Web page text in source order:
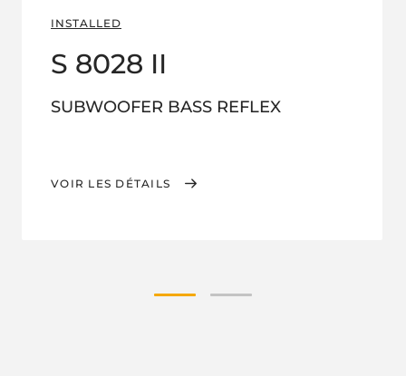
INSTALLED
S 8028 II
SUBWOOFER BASS REFLEX
VOIR LES DÉTAILS